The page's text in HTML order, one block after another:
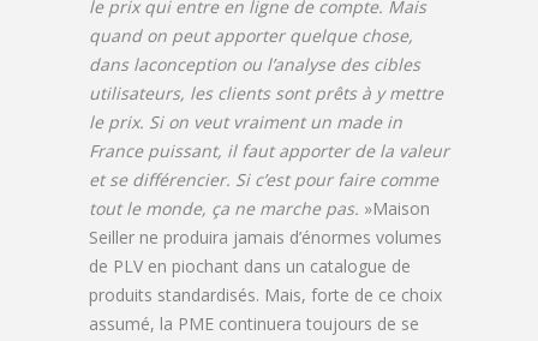
le prix qui entre en ligne de compte. Mais
quand on peut apporter quelque chose,
dans laconception ou l’analyse des cibles
utilisateurs, les clients sont prêts à y mettre
le prix. Si on veut vraiment un made in
France puissant, il faut apporter de la valeur
et se différencier. Si c’est pour faire comme
tout le monde, ça ne marche pas. »Maison
Seiller ne produira jamais d’énormes volumes
de PLV en piochant dans un catalogue de
produits standardisés. Mais, forte de ce choix
assumé, la PME continuera toujours de se